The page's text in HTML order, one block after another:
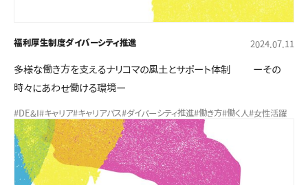
福利厚生制度ダイバーシティ推進 2024.07.11
多様な働き方を支えるナリコマの風土とサポート体制 ーその
時々にあわせ働ける環境ー
#DE&I#キャリア#キャリアパス#ダイバーシティ推進#働き方#働く人 #女性活躍